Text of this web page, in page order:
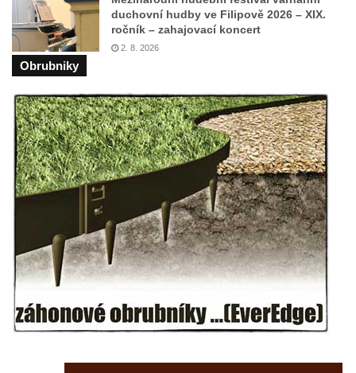
Sochy brouků u Mlýnské stoky v Českých
Budějovicích
Socha svatého Vincence Ferrerského na
nádvoří kláštera dominikánů v Českých
Budějovicích
Socha svatého Zachariáše na nádvoří
kláštera dominikánů v Českých
Budějovicích
Socha svatého Josefa na nádvoří kláštera
dominikánů v Českých Budějovicích
Socha svaté Anny na nádvoří kláštera
dominikánů v Českých Budějovicích
Socha svatého Dominika na nádvoří
Budějovicích
dominikánů u Piaristického náměstí v
duchovní hudby ve Filipově 2026 – XIX.
ročník – zahajovací koncert
2. 8. 2026
Obrubniky